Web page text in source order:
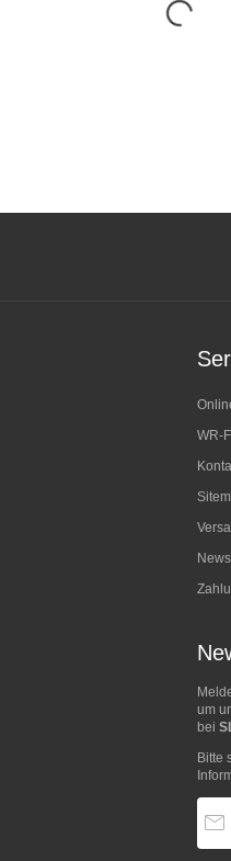
WR-
um
bei
Bitte
E-